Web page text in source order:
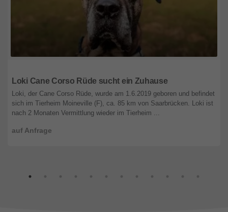
Loki Cane Corso Rüde sucht ein Zuhause
auf Anfrage
Loki, der Cane Corso Rüde, wurde am 1.6.2019 geboren und befindet
sich im Tierheim Moineville (F), ca. 85 km von Saarbrücken. Loki ist
nach 2 Monaten Vermittlung wieder im Tierheim ...